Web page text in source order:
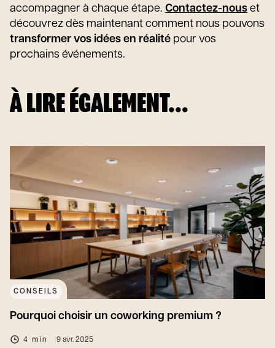
accompagner à chaque étape. Contactez-nous et
découvrez dès maintenant comment nous pouvons
transformer vos idées en réalité pour vos
prochains événements.
À LIRE ÉGALEMENT...
CONSEILS
Pourquoi choisir un coworking premium ?
4 min 9 avr. 2025